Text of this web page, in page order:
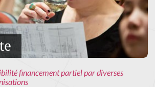
financement partiel par diverses